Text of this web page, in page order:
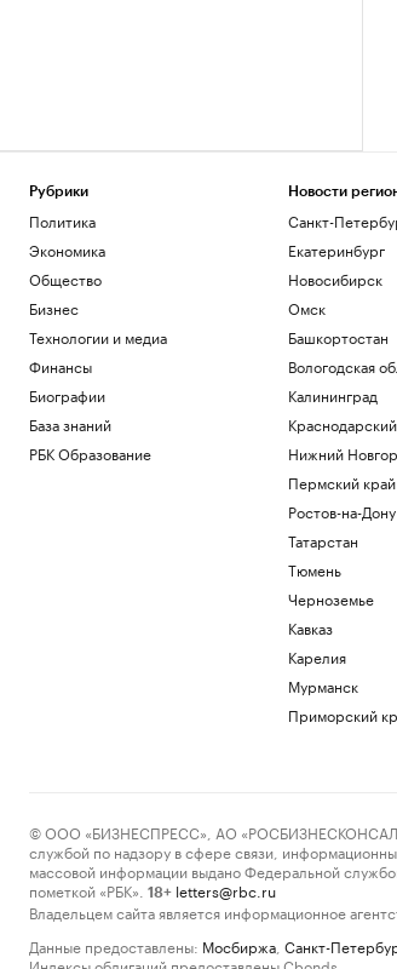
Рубрики
Политика
Экономика
Общество
Бизнес
Технологии и медиа
Финансы
Биографии
База знаний
РБК Образование
Новости
Санкт-
Екатеринбург
Новосибирск
Омск
Башкортостан
Вологодская
Калининград
Нижний
Пермский край
Ростов-на-Дону
Татарстан
Тюмень
Черноземье
Кавказ
Карелия
Мурманск
Приморский
© ООО «БИЗНЕСПРЕСС», АО
службой по надзору в сфере связи,
массовой информации выдано Федеральной
пометкой «РБК».
18+ letters@rbc.ru
Владельцем сайта является информационное
Данные предоставлены: Мосбиржа Санкт-